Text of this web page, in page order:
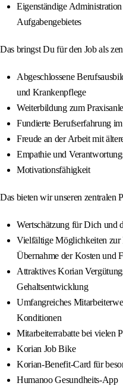
Eigenständige
Aufgabengebietes
Das bringst Du für den Job als
Abgeschlossene
und Krankenpflege
Weiterbildung zum
Fundierte Berufserfahrung
Freude an der Arbeit mit
Empathie und
Motivationsfähigkeit
Das bieten wir unseren zentralen
Wertschätzung für Dich und
Vielfältige Möglichkeiten
Übernahme der Kosten und
Attraktives Korian
Gehaltsentwicklung
Umfangreiches
Konditionen
Mitarbeiterrabatte bei vielen
Korian Job Bike
Korian-Benefit-Card für
Humanoo Gesundheits-App